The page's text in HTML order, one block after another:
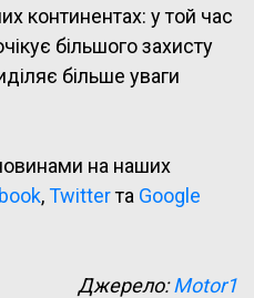
континентах: у той час
більшого захисту
більше уваги
на наших
,Twitterта Google
Джерело:Motor1